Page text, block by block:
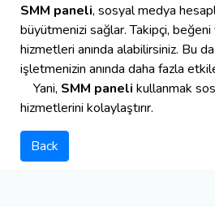
SMM paneli, sosyal medya
büyütmenizi sağlar. Takipçi,
hizmetleri anında alabilirsiniz. Bu da
işletmenizin anında daha fazla
Yani, SMM paneli kullanmak
hizmetlerini kolaylaştırır.
Back